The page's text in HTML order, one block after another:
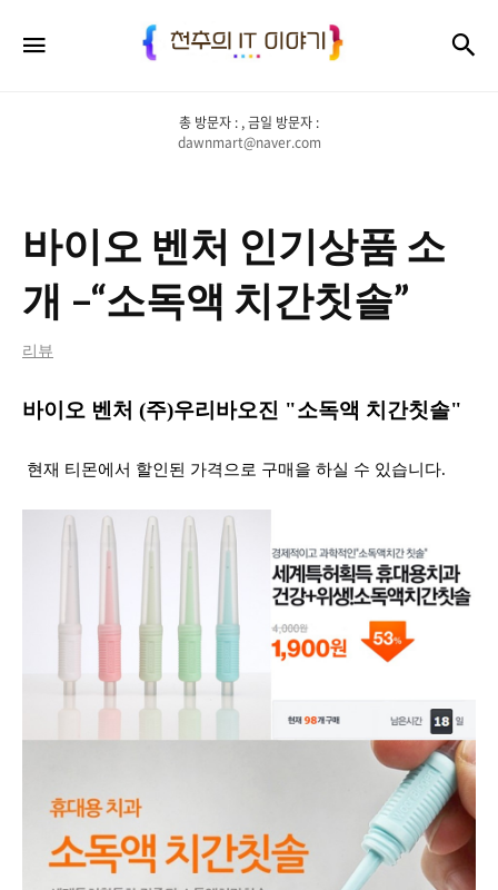
천
추
의
IT
야
기
총 방문자 : , 금일 방문자 :
dawnmart@naver.com
바이오 벤처 인기상품 소
개 –“소독액 치간칫솔”
리뷰
바이오 벤처 (주)우리바오진 "소독액 치간칫솔"
현재 티몬에서 할인된 가격으로 구매을 하실 수 있습니다.